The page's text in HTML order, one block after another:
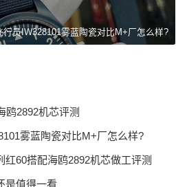
行员IW328101雾蓝陶瓷对比M+厂怎么样?
鸥2892机芯评测
雾蓝陶瓷对比M+厂怎么样?
60搭配海鸥2892机芯做工评测
是值得一看